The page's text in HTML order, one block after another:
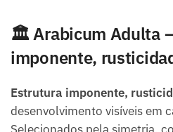
🏛️ Arabicum Adulta
imponente,
Estrutura imponente,
desenvolvimento visíveis em